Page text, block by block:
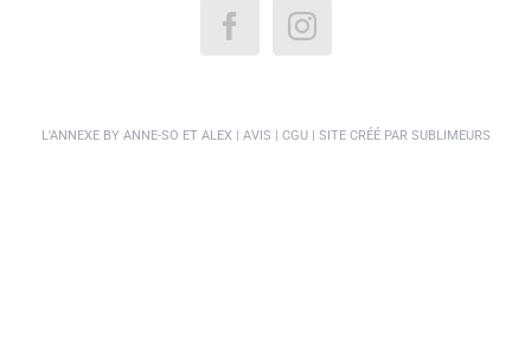
L'ANNEXE BY ANNE-SO ET ALEX | AVIS | CGU| SITE CRÉÉ PAR SUBLIMEURS